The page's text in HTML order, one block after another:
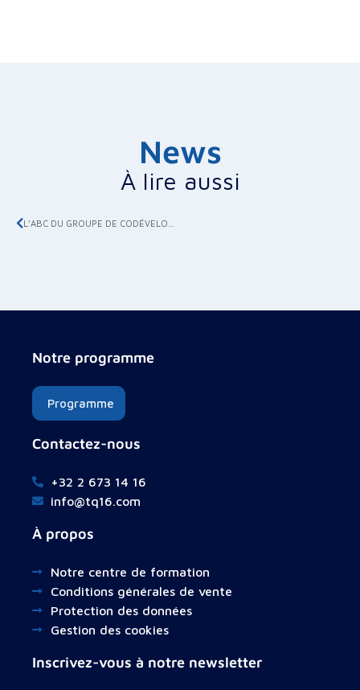
News
À lire aussi
Notre programme
Programme
Contactez-nous
+32 2 673 14 16
info@tq16.com
À propos
Notre centre de formation
Conditions générales de vente
Protection des données
Gestion des cookies
Inscrivez-vous à notre newsletter